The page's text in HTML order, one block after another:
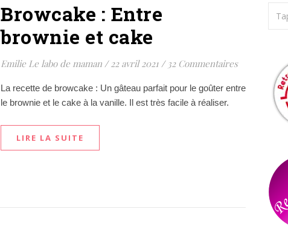
Browcake : Entre
brownie et cake
Emilie Le labo de maman / 22 avril 2021 / 32 Commentaires
La recette de browcake : Un gâteau parfait pour le goûter entre
le brownie et le cake à la vanille. Il est très facile à réaliser.
LIRE LA SUITE